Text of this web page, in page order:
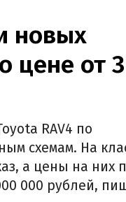
новых
цене от
RAV4 по
схемам. На
а цены на них
000 рублей,